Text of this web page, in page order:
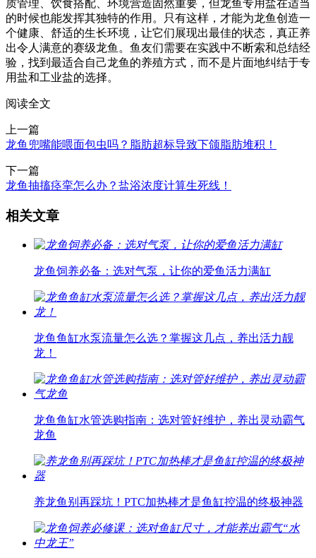
质管理、饮食搭配、环境营造固然重要，但龙鱼专用盐在适当
的时候也能发挥其独特的作用。只有这样，才能为龙鱼创造一
个健康、舒适的生长环境，让它们展现出最佳的状态，真正养
出令人满意的赛级龙鱼。鱼友们需要在实践中不断索和总结经
验，找到最适合自己龙鱼的养殖方式，而不是片面地纠结于专
用盐和工业盐的选择。
阅读全文
上一篇
龙鱼兜嘴能喂面包虫吗？脂肪超标导致下颌脂肪堆积！
下一篇
龙鱼抽搐痉挛怎么办？盐浴浓度计算生死线！
相关文章
龙鱼饲养必备：选对气泵，让你的爱鱼活力满缸
龙鱼鱼缸水泵流量怎么选？掌握这几点，养出活力靓
龙！
龙鱼鱼缸水管选购指南：选对管好维护，养出灵动霸气
龙鱼
养龙鱼别再踩坑！PTC加热棒才是鱼缸控温的终极神器